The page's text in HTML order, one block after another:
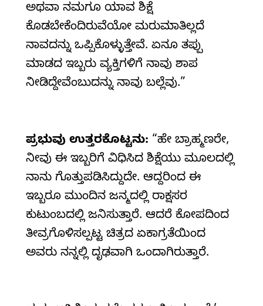
ಅಥವಾ ನಮಗೂ ಯಾವ ಶಿಕ್ಷೆ
ಕೊಡಬೇಕೆಂದಿರುವೆಯೋ ಮರುಮಾತಿಲ್ಲದೆ
ನಾವದನ್ನು ಒಪ್ಪಿಕೊಳ್ಳುತ್ತೇವೆ. ಏನೂ ತಪ್ಪು
ಮಾಡದ ಇಬ್ಬರು ವ್ಯಕ್ತಿಗಳಿಗೆ ನಾವು ಶಾಪ
ನೀಡಿದ್ದೇವೆಂಬುದನ್ನು ನಾವು ಬಲ್ಲೆವು.”
ಪ್ರಭುವು ಉತ್ತರಕೊಟ್ಟನು: “ಹೇ ಬ್ರಾಹ್ಮಣರೇ,
ನೀವು ಈ ಇಬ್ಬರಿಗೆ ವಿಧಿಸಿದ ಶಿಕ್ಷೆಯು ಮೂಲದಲ್ಲಿ
ನಾನು ಗೊತ್ತುಪಡಿಸಿದ್ದುದೇ. ಆದ್ದರಿಂದ ಈ
ಇಬ್ಬರೂ ಮುಂದಿನ ಜನ್ಮದಲ್ಲಿ ರಾಕ್ಷಸರ
ಕುಟುಂಬದಲ್ಲಿ ಜನಿಸುತ್ತಾರೆ. ಆದರೆ ಕೋಪದಿಂದ
ತೀವ್ರಗೊಳಿಸಲ್ಪಟ್ಟ ಚಿತ್ರದ ಏಕಾಗ್ರತೆಯಿಂದ
ಅವರು ನನ್ನಲ್ಲಿ ದೃಢವಾಗಿ ಒಂದಾಗಿರುತ್ತಾರೆ.